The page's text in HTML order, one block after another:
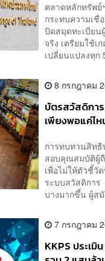
ตลาดหลักทรัพย์
กระทบความเชื่
ปิดสมุดทะเบียน
จริง เตรียมใช้
เปลี่ยนแปลงทุก
8 กรกฎาคม
บัตรสวัสดิกา
เพียงพอแค่ไห
การทบทวนสิทธิ
สอบคุณสมบัติผู้ถื
เพื่อไม่ให้ตัวชี้วั
ระบบสวัสดิกา
บางมากขึ้น ผู้ส
7 กรกฎาคม
KKPS ประเ